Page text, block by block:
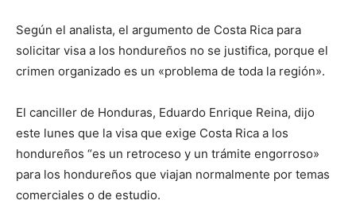
Según el analista, el argumento de Costa Rica para
solicitar visa a los hondureños no se justifica, porque el
crimen organizado es un «problema de toda la región».
El canciller de Honduras, Eduardo Enrique Reina, dijo
este lunes que la visa que exige Costa Rica a los
hondureños “es un retroceso y un trámite engorroso»
para los hondureños que viajan normalmente por temas
comerciales o de estudio.